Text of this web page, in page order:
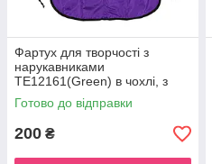
Фартух для творчості з
нарукавниками
ТЕ12161(Green) в чохлі, з
малюнком, зріст 128 см
Готово до відправки
200 ₴